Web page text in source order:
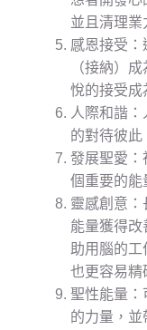
並且清理業
感恩接受：
（接納）
悅的接受成
人際和諧
的對待彼此
發展聖愛：
個重要的能
靈感創意：
能量獲得改
助用腦的
也更容易精
聖性能量：
的力量，並